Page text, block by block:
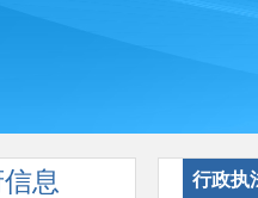
息
行政执